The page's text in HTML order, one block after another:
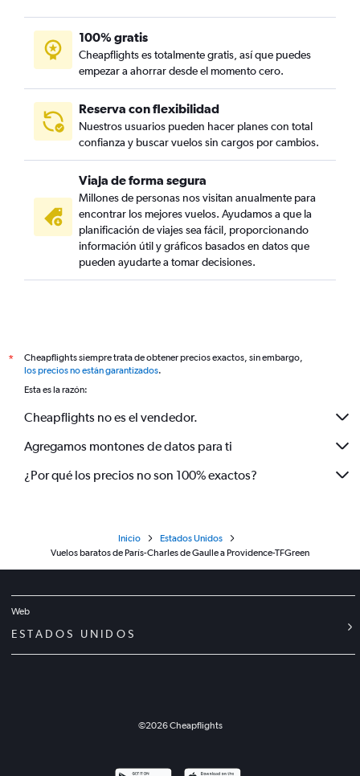
100% gratis
Cheapflights es totalmente gratis, así que puedes
empezar a ahorrar desde el momento cero.
Reserva con flexibilidad
Nuestros usuarios pueden hacer planes con total
confianza y buscar vuelos sin cargos por cambios.
Viaja de forma segura
Millones de personas nos visitan anualmente para
encontrar los mejores vuelos. Ayudamos a que la
planificación de viajes sea fácil, proporcionando
información útil y gráficos basados en datos que
pueden ayudarte a tomar decisiones.
*
Cheapflights siempre trata de obtener precios exactos, sin embargo,
los precios no están garantizados.
Esta es la razón:
Cheapflights no es el vendedor.
Agregamos montones de datos para ti
¿Por qué los precios no son 100% exactos?
Inicio
Estados Unidos
Vuelos baratos de París-Charles de Gaulle a Providence-TFGreen
Web
ESTADOS UNIDOS
©2026Cheapflights